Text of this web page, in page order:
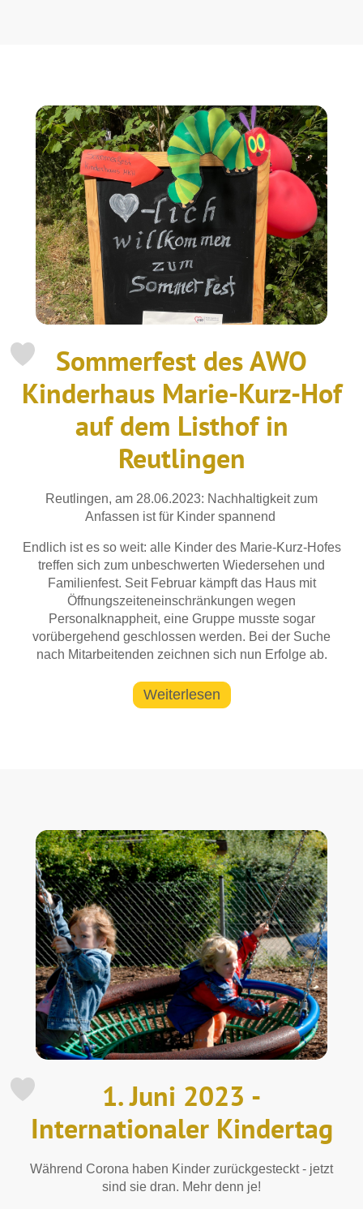
Sommerfest des AWO
Kinderhaus Marie-Kurz-Hof
auf dem Listhof in
Reutlingen
Reutlingen, am 28.06.2023: Nachhaltigkeit zum
Anfassen ist für Kinder spannend
Endlich ist es so weit: alle Kinder des Marie-Kurz-Hofes
treffen sich zum unbeschwerten Wiedersehen und
Familienfest. Seit Februar kämpft das Haus mit
Öffnungszeiteneinschränkungen wegen
Personalknappheit, eine Gruppe musste sogar
vorübergehend geschlossen werden. Bei der Suche
nach Mitarbeitenden zeichnen sich nun Erfolge ab.
Weiterlesen
1. Juni 2023 -
Internationaler Kindertag
Während Corona haben Kinder zurückgesteckt - jetzt
sind sie dran. Mehr denn je!